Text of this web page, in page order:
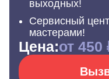
выходных!
Сервисный
мастерами!
Цена:от 450